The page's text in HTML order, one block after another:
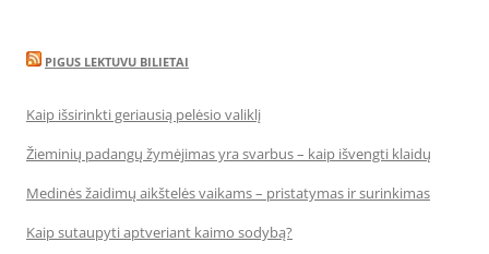
PIGUS LEKTUVU BILIETAI
Kaip išsirinkti geriausią pelėsio valiklį
Žieminių padangų žymėjimas yra svarbus – kaip išvengti klaidų
Medinės žaidimų aikštelės vaikams – pristatymas ir surinkimas
Kaip sutaupyti aptveriant kaimo sodybą?